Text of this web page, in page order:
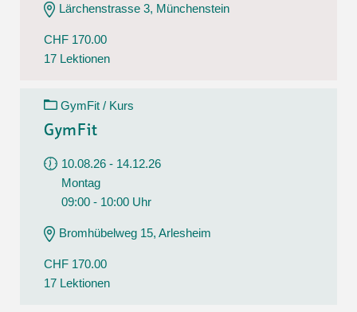
Lärchenstrasse 3, Münchenstein
CHF 170.00
17 Lektionen
GymFit / Kurs
GymFit
10.08.26 - 14.12.26
Montag
09:00 - 10:00 Uhr
Bromhübelweg 15, Arlesheim
CHF 170.00
17 Lektionen